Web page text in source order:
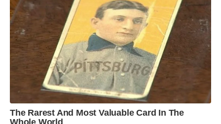
The Rarest And Most Valuable Card In The